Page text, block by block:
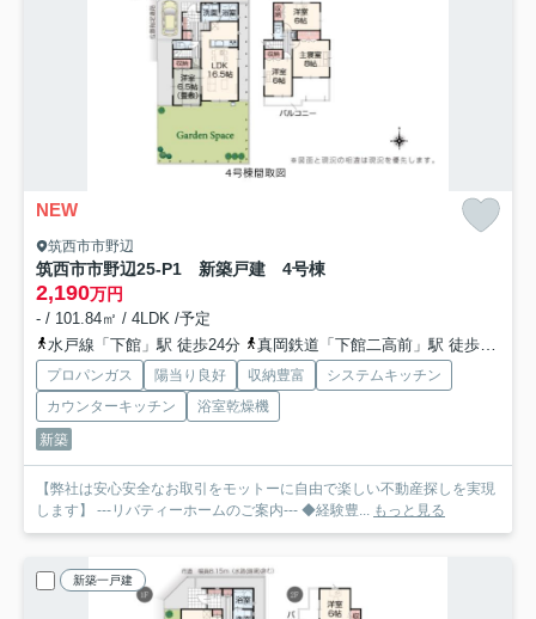
NEW
筑西市市野辺
筑西市市野辺25-P1 新築戸建 4号棟
2,190万円
- / 101.84㎡ / 4LDK /予定
水戸線「下館」駅 徒歩24分
真岡鉄道「下館二高前」駅 徒歩29分
プロパンガス 陽当り良好 収納豊富
システムキッチン
カウンターキッチン
浴室乾燥機
新築
【弊社は安心安全なお取引をモットーに自由で楽しい不動産探しを実現
します】 ---リバティーホームのご案内--- ◆経験豊... もっと見る
新築一戸建